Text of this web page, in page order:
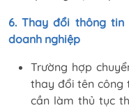
6. Thay đổi thông
doanh nghiệp
Trường hợp
thay đổi tên công
cần làm thủ tục